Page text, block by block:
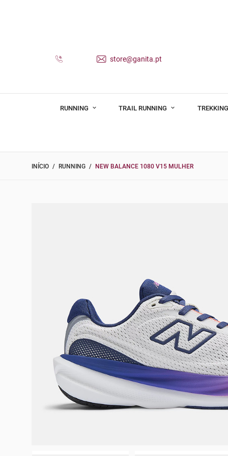
store@ganita.pt
RUNNING TRAIL RUNNING
INÍCIO RUNNING NEW BALANCE 1080 V15 MULHER